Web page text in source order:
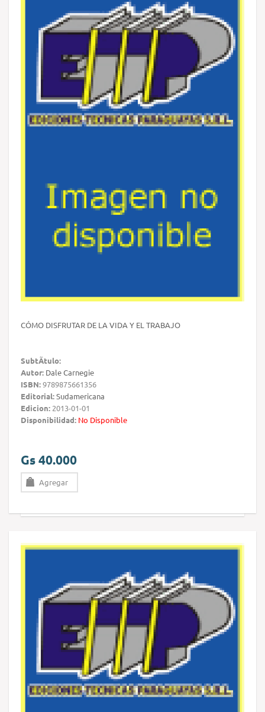
CÓMO DISFRUTAR DE LA VIDA Y EL TRABAJO
SubtÃ­tulo:
Autor: Dale Carnegie
ISBN:9789875661356
Editorial:Sudamericana
Edicion: 2013-01-01
Disponibilidad: No Disponible
Gs 40.000
Agregar